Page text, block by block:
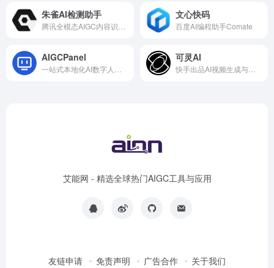
朱雀AI检测助手 文心快码
百度AI编程助手Comate
AIGCPanel 可灵AI
艾能网 - 精选全球热门AIGC工具与应用
友链申请 免责声明 广告合作 关于我们